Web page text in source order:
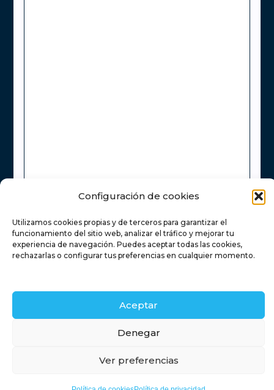
Configuración de cookies
Utilizamos cookies propias y de terceros para garantizar el
funcionamiento del sitio web, analizar el tráfico y mejorar tu
experiencia de navegación. Puedes aceptar todas las cookies,
rechazarlas o configurar tus preferencias en cualquier momento.
Aceptar
Denegar
Ver preferencias
He leído y acepto laPolítica de Privacidad
Enviar
Inicio Servicios inmobiliarios Financiación